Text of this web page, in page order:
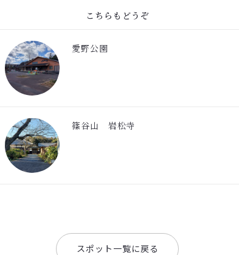
こちらもどうぞ
愛野公園
篠谷山 岩松寺
スポット一覧に戻る